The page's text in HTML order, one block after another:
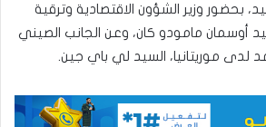
بحضور وزير الشؤون الاقتصادية وترقية
أوسمان مامودو كان، وعن الجانب الصيني
لدى موريتانيا، السيد لي باي جين.